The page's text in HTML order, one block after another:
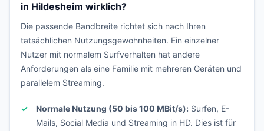
in Hildesheim wirklich?
Die passende Bandbreite richtet sich nach Ihren
tatsächlichen Nutzungsgewohnheiten. Ein einzelner
Nutzer mit normalem Surfverhalten hat andere
Anforderungen als eine Familie mit mehreren Geräten und
parallelem Streaming.
Normale Nutzung (50 bis 100 MBit/s): Surfen, E-
Mails, Social Media und Streaming in HD. Dies ist für